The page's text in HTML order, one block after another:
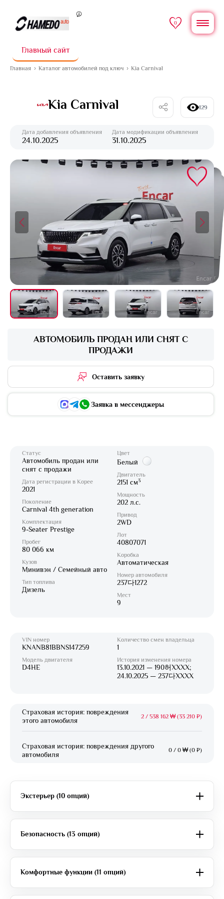
0
Главный сайт
Главная Каталог автомобилей под ключ Kia Carnival
Kia Carnival 129
Дата добавления объявления
24.10.2025
Дата модификации объявления
31.10.2025
АВТОМОБИЛЬ ПРОДАН ИЛИ СНЯТ С
ПРОДАЖИ
Оставить заявку
Заявка в мессенджеры
Статус
Автомобиль продан или
снят с продажи
Дата регистрации в Корее
2021
Поколение
Carnival 4th generation
Комплектация
9-Seater Prestige
Пробег
80 066 км
Кузов
Минивэн / Семейный авто
Тип топлива
Дизель
Цвет
Белый
Двигатель
2151 см3
Мощность
202 л.с.
Привод
2WD
Лот
40807071
Коробка
Автоматическая
Номер автомобиля
237다1272
Мест
9
VIN номер
KNANB81BBNS147259
Модель двигателя
D4HE
Количество смен владельца
1
История изменения номера
13.10.2021 — 190허XXXX;
24.10.2025 — 237다XXXX
Страховая история: повреждения
этого автомобиля
2 / 538 162 ₩ (33 210 ₽)
Страховая история: повреждения другого
автомобиля
0 / 0 ₩ (0 ₽)
Экстерьер (10 опций)
Безопасность (13 опций)
Комфортные функции (11 опций)